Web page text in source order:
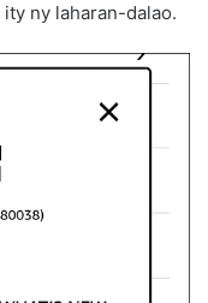
ny laharan-dalao.